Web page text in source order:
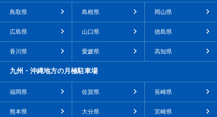
鳥取県 島根県 岡山県
広島県 山口県 徳島県
香川県 愛媛県 高知県
九州・沖縄地方の月極駐車場
福岡県 佐賀県 長崎県
熊本県 大分県 宮崎県